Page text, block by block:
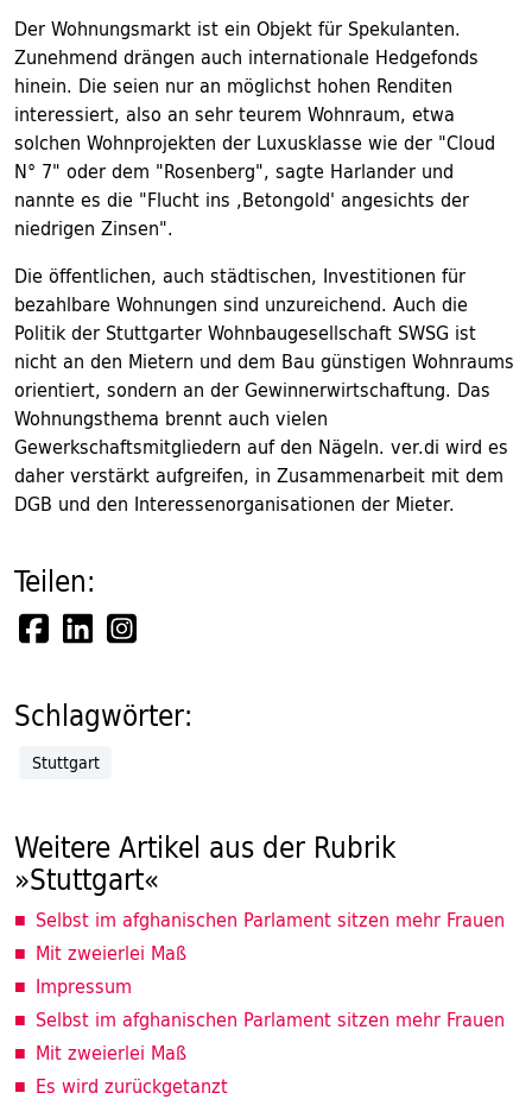
Der Wohnungsmarkt ist ein Objekt für Spekulanten.
Zunehmend drängen auch internationale Hedgefonds
hinein. Die seien nur an möglichst hohen Renditen
interessiert, also an sehr teurem Wohnraum, etwa
solchen Wohnprojekten der Luxusklasse wie der "Cloud
N° 7" oder dem "Rosenberg", sagte Harlander und
nannte es die "Flucht ins ,Betongold' angesichts der
niedrigen Zinsen".
Die öffentlichen, auch städtischen, Investitionen für
bezahlbare Wohnungen sind unzureichend. Auch die
Politik der Stuttgarter Wohnbaugesellschaft SWSG ist
nicht an den Mietern und dem Bau günstigen Wohnraums
orientiert, sondern an der Gewinnerwirtschaftung. Das
Wohnungsthema brennt auch vielen
Gewerkschaftsmitgliedern auf den Nägeln. ver.di wird es
daher verstärkt aufgreifen, in Zusammenarbeit mit dem
DGB und den Interessenorganisationen der Mieter.
Teilen:
Schlagwörter:
Stuttgart
Weitere Artikel aus der Rubrik
»Stuttgart«
Selbst im afghanischen Parlament sitzen mehr Frauen
Mit zweierlei Maß
Impressum
Selbst im afghanischen Parlament sitzen mehr Frauen
Mit zweierlei Maß
Es wird zurückgetanzt